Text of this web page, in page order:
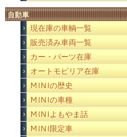
自動車
現在庫の車輌一覧
販売済み車両一覧
カー・パーツ在庫
オートモビリア在庫
MINIの歴史
MINIの車種
MINIよもやま話
MINI限定車